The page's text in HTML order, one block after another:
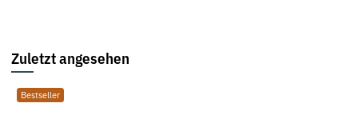
Zuletzt angesehen
Bestseller